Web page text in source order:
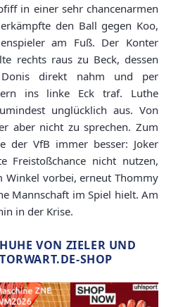
in einer sehr chancenarmen
den Ball gegen Koo,
am Fuß. Der Konter
rechts raus zu Beck, dessen
direkt nahm und per
ins linke Eck traf. Luthe
unglücklich aus. Von
aber nicht zu sprechen. Zum
der VfB immer besser: Joker
Freistoßchance nicht nutzen,
Winkel vorbei, erneut Thommy
Mannschaft im Spiel hielt. Am
in der Krise.
VON ZIELER UND
SHOP